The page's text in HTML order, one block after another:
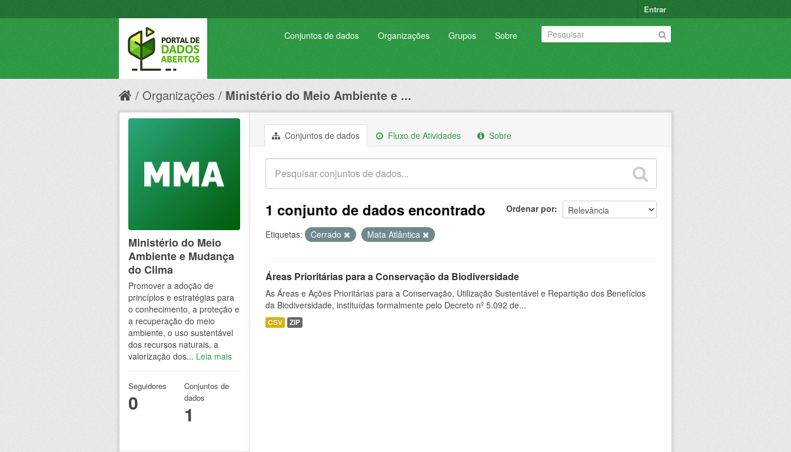
Entrar
Conjuntos de dados Organizações Grupos Sobre
Organizações Ministério do Meio Ambiente e ...
Conjuntos de dados Fluxo de Atividades Sobre
Ordenar por
1 conjunto de dados encontrado
Etiquetas: Cerrado Mata Atlântica
Áreas Prioritárias para a Conservação da Biodiversidade
As Áreas e Ações Prioritárias para a Conservação, Utilização Sustentável e Repartição dos Benefícios
da Biodiversidade, instituídas formalmente pelo Decreto nº 5.092 de...
CSV ZIP
Ministério do Meio
Ambiente e Mudança
do Clima
Promover a adoção de
princípios e estratégias para
o conhecimento, a proteção e
a recuperação do meio
ambiente, o uso sustentável
dos recursos naturais, a
valorização dos... Leia mais
Seguidores
0
Conjuntos de
dados
1